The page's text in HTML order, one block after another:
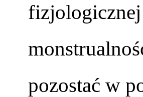
fizjologicznej
pozostać w